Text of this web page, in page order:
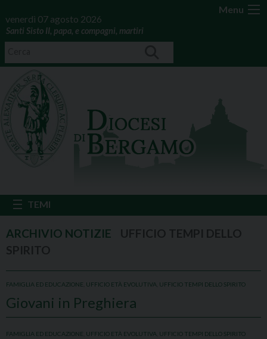
Menu
venerdì 07 agosto 2026
Santi Sisto II, papa, e compagni, martiri
FAMIGLIA ED EDUCAZIONE UFFICIO ETÀ EVOLUTIVA UFFICIO TEMPI DELLO SPIRITO
Giovani in Preghiera
FAMIGLIA ED EDUCAZIONE UFFICIO ETÀ EVOLUTIVA UFFICIO TEMPI DELLO SPIRITO